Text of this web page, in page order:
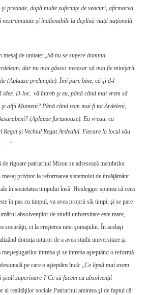
pretinde, după multe suferinţe de veacuri, afirmarea
şi inalienabile la deplină viaţă naţională
mesaj de unitate: „Să nu se supere domnul
dar nu mai găsesc necesar să mai fie miniştrii
(Aplauze prelungite). Îmi pare bine, că şi d-l
idee. D-lor, vă întreb şi eu, până când mai vrem să
alţii Munteni? Până când vom mai fi tot Ardeleni,
(Aplauze furtunoase). Eu vreau, ca
Regat şi Vechiul Regat Ardealul. Fiecare la locul său
… ”
de rigoare patriarhul Miron se adresează membrilor
privitor la reformarea sistemului de învăţământ.
în societatea timpului însă Heidegger spunea că ceea
în pas cu timpul, va avea proprii săi timpi; şi se pare
absolvenţilor de studii universitare este mare,
societăţii, ci la creşterea ratei şomajului. În acelaşi
dorinţa tuturor de a avea studii universitare şi
întreba şi se întreba aşteptând o reformă
pe care o aşteptăm încă: „Ce lipsă mai avem
superioare ? Ce să facem cu absolvenţii
al realităţilor sociale Patriarhul amintea şi de faptul că: